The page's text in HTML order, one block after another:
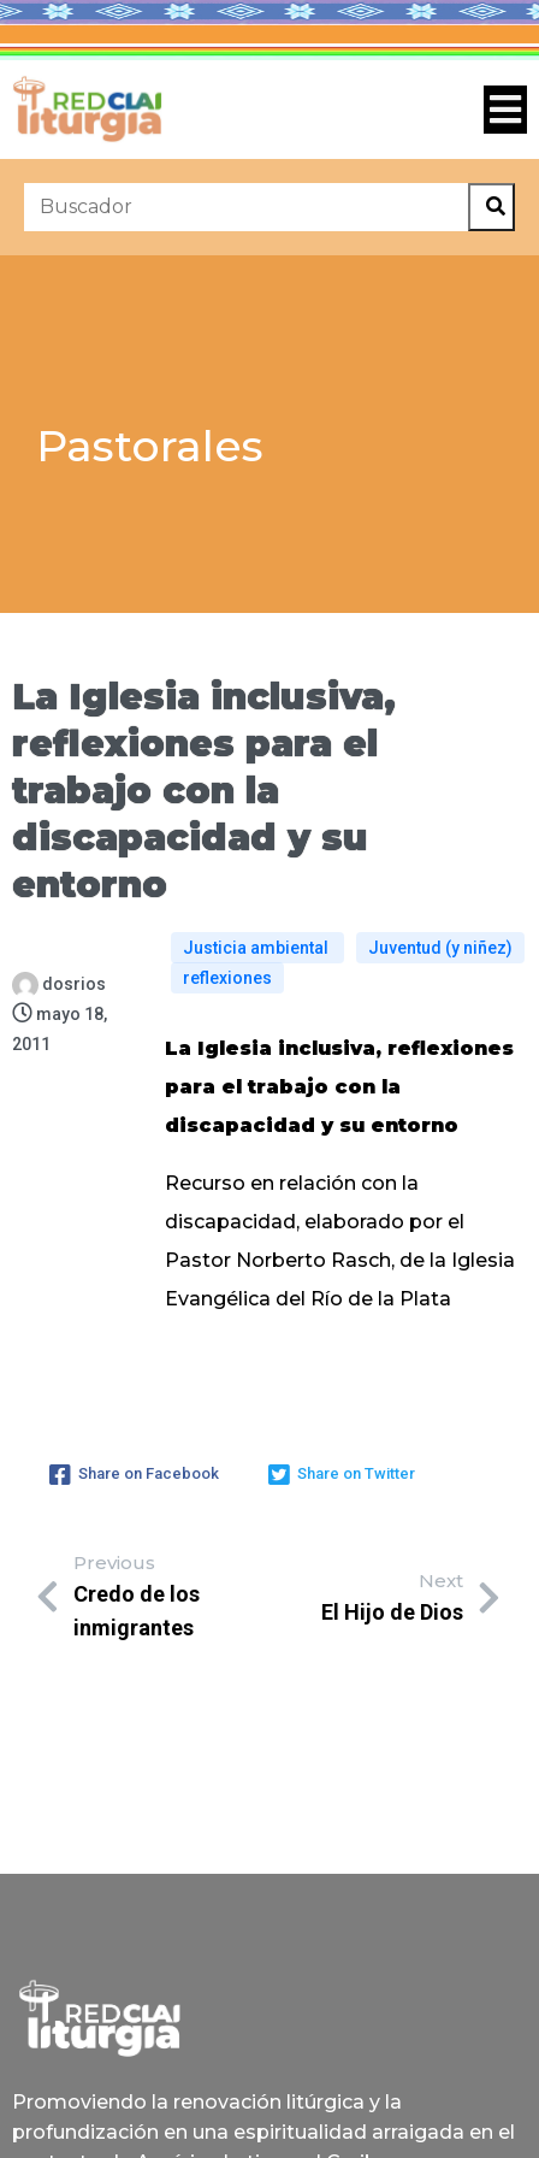
Pastorales
La Iglesia inclusiva,
reflexiones para el
trabajo con la
discapacidad y su
entorno
dosrios
mayo 18,
2011
Justicia ambiental
Juventud (y niñez)
reflexiones
La Iglesia inclusiva, reflexiones
para el trabajo con la
discapacidad y su entorno
Recurso en relación con la
discapacidad, elaborado por el
Pastor Norberto Rasch, de la Iglesia
Evangélica del Río de la Plata
Share on Facebook Share on Twitter
Previous
Credo de los
inmigrantes
Next
El Hijo de Dios
Promoviendo la renovación litúrgica y la
profundización en una espiritualidad arraigada en el